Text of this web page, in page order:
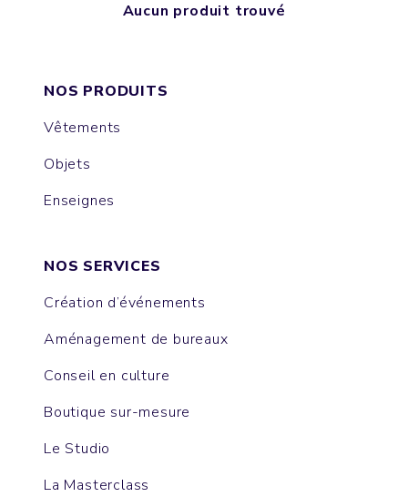
Aucun produit trouvé
NOS PRODUITS
Vêtements
Objets
Enseignes
NOS SERVICES
Création d’événements
Aménagement de bureaux
Conseil en culture
Boutique sur-mesure
Le Studio
La Masterclass